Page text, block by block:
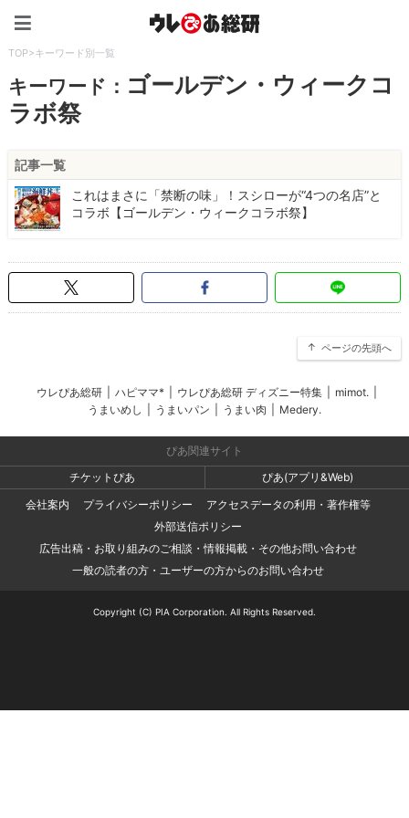
TOP>キーワード別一覧
キーワード： ゴールデン・ウィークコ
ラボ祭
記事一覧
これはまさに「禁断の味」！スシローが“4つの名店”と
コラボ【ゴールデン・ウィークコラボ祭】
ページの先頭へ
ウレぴあ総研 ハピママ* ウレぴあ総研 ディズニー特集 mimot.
うまいめし
うまいパン うまい肉 Medery.
ぴあ関連サイト
チケットぴあ
ぴあ(アプリ&Web)
会社案内
プライバシーポリシー
アクセスデータの利用・著作権等
外部送信ポリシー
広告出稿・お取り組みのご相談・情報掲載・その他お問い合わせ
一般の読者の方・ユーザーの方からのお問い合わせ
Copyright (C) PIA Corporation. All Rights Reserved.